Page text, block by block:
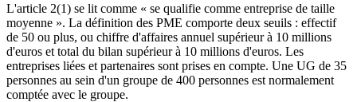
L'article 2(1) se lit comme « se qualifie comme entreprise de taille
moyenne ». La définition des PME comporte deux seuils : effectif
de 50 ou plus, ou chiffre d'affaires annuel supérieur à 10 millions
d'euros et total du bilan supérieur à 10 millions d'euros. Les
entreprises liées et partenaires sont prises en compte. Une UG de 35
personnes au sein d'un groupe de 400 personnes est normalement
comptée avec le groupe.